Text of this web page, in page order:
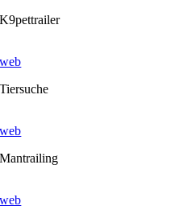
K9pettrailer
web
Tiersuche
web
Mantrailing
web